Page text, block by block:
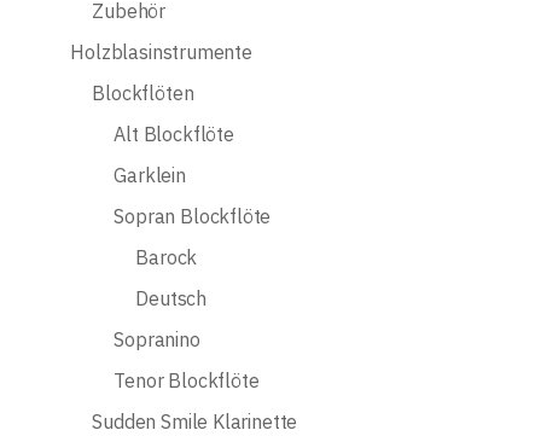
Zubehör
Holzblasinstrumente
Blockflöten
Alt Blockflöte
Garklein
Sopran Blockflöte
Barock
Deutsch
Sopranino
Tenor Blockflöte
Sudden Smile Klarinette